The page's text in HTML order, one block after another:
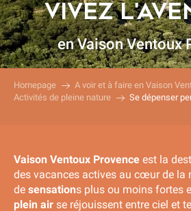
VIVEZ
en Vaison Ventoux
Homepage
A voir et à faire en Vaison
Activités de pleine nature
Se dépenser
Vaison Ventoux Provence est la
des vacances actives au cœur de la
de sensations plus ou moins fortes
plein air se réjouissent entre ciel et